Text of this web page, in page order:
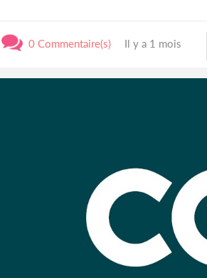
0 Commentaire(s) Il y a 1 mois